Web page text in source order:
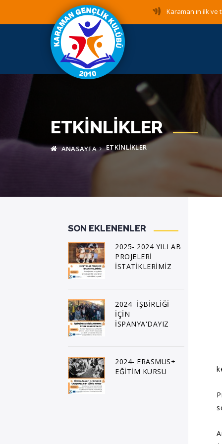
Karaman'ın ilk ve
ETKINLIKLER
ANASAYFA ETKINLIKLER
SON EKLENENLER
2025- 2024 YILI AB
PROJELERİ
İSTATİKLERİMİZ
2024- İŞBİRLİĞİ
İÇİN
İSPANYA'DAYIZ
2024- ERASMUS+
EĞİTİM KURSU